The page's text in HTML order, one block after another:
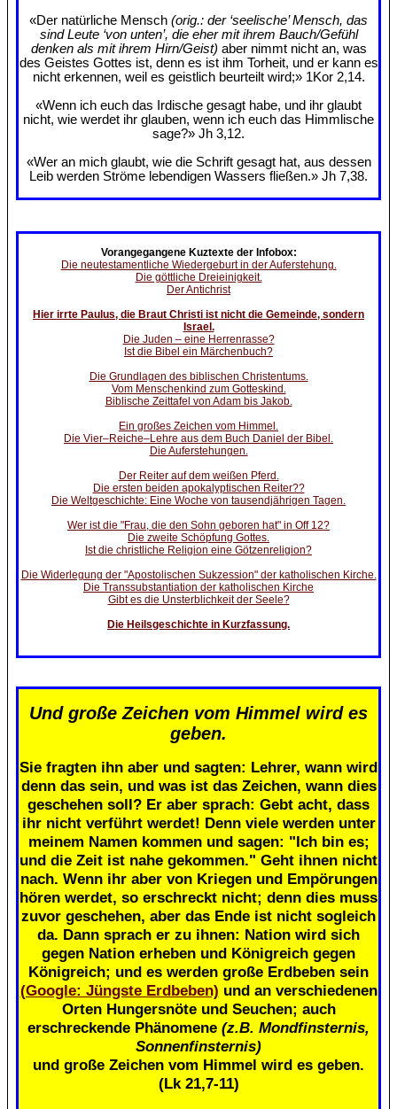
«Der natürliche Mensch (orig.: der ‘seelische’ Mensch, das
sind Leute ‘von unten’, die eher mit ihrem Bauch/Gefühl
denken als mit ihrem Hirn/Geist) aber nimmt nicht an, was
des Geistes Gottes ist, denn es ist ihm Torheit, und er kann es
nicht erkennen, weil es geistlich beurteilt wird;» 1Kor 2,14.
«Wenn ich euch das Irdische gesagt habe, und ihr glaubt
nicht, wie werdet ihr glauben, wenn ich euch das Himmlische
sage?» Jh 3,12.
«Wer an mich glaubt, wie die Schrift gesagt hat, aus dessen
Leib werden Ströme lebendigen Wassers fließen.» Jh 7,38.
Vorangegangene Kuztexte der Infobox:
Die neutestamentliche Wiedergeburt in der Auferstehung.
Die göttliche Dreieinigkeit.
Der Antichrist
Hier irrte Paulus, die Braut Christi ist nicht die Gemeinde, sondern
Israel.
Die Juden – eine Herrenrasse?
Ist die Bibel ein Märchenbuch?
Die Grundlagen des biblischen Christentums.
Vom Menschenkind zum Gotteskind.
Biblische Zeittafel von Adam bis Jakob.
Ein großes Zeichen vom Himmel.
Die Vier–Reiche–Lehre aus dem Buch Daniel der Bibel.
Die Auferstehungen.
Der Reiter auf dem weißen Pferd.
Die ersten beiden apokalyptischen Reiter??
Die Weltgeschichte: Eine Woche von tausendjährigen Tagen.
Wer ist die "Frau, die den Sohn geboren hat" in Off 12?
Die zweite Schöpfung Gottes.
Ist die christliche Religion eine Götzenreligion?
Die Widerlegung der "Apostolischen Sukzession" der katholischen Kirche.
Die Transsubstantiation der katholischen Kirche
Gibt es die Unsterblichkeit der Seele?
Die Heilsgeschichte in Kurzfassung.
Und große Zeichen vom Himmel wird es
geben.
Sie fragten ihn aber und sagten: Lehrer, wann wird
denn das sein, und was ist das Zeichen, wann dies
geschehen soll? Er aber sprach: Gebt acht, dass
ihr nicht verführt werdet! Denn viele werden unter
meinem Namen kommen und sagen: "Ich bin es;
und die Zeit ist nahe gekommen." Geht ihnen nicht
nach. Wenn ihr aber von Kriegen und Empörungen
hören werdet, so erschreckt nicht; denn dies muss
zuvor geschehen, aber das Ende ist nicht sogleich
da. Dann sprach er zu ihnen: Nation wird sich
gegen Nation erheben und Königreich gegen
Königreich; und es werden große Erdbeben sein
(Google: Jüngste Erdbeben) und an verschiedenen
Orten Hungersnöte und Seuchen; auch
erschreckende Phänomene (z.B. Mondfinsternis,
Sonnenfinsternis)
und große Zeichen vom Himmel wird es geben.
(Lk 21,7-11)